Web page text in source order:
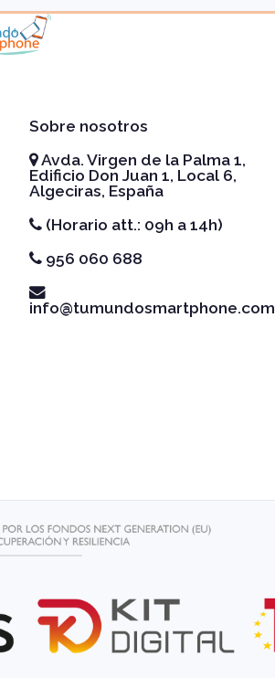
Sobre nosotros
Avda. Virgen de la Palma 1,
Edificio Don Juan 1, Local 6,
Algeciras, España
(Horario att.: 09h a 14h)
956 060 688
info@tumundosmartphone.com